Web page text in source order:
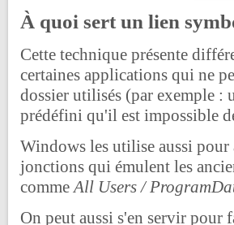
À quoi sert un lien
Cette technique présente
certaines applications qui ne
dossier utilisés (par exemple :
prédéfini qu'il est impossible
Windows les utilise aussi
jonctions qui émulent les
comme All Users /
On peut aussi s'en servir